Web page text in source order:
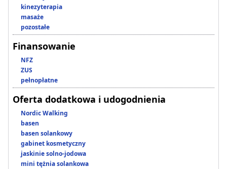
kinezyterapia
masaże
pozostałe
Finansowanie
NFZ
ZUS
pełnopłatne
Oferta dodatkowa i udogodnienia
Nordic Walking
basen
basen solankowy
gabinet kosmetyczny
jaskinie solno-jodowa
mini tężnia solankowa